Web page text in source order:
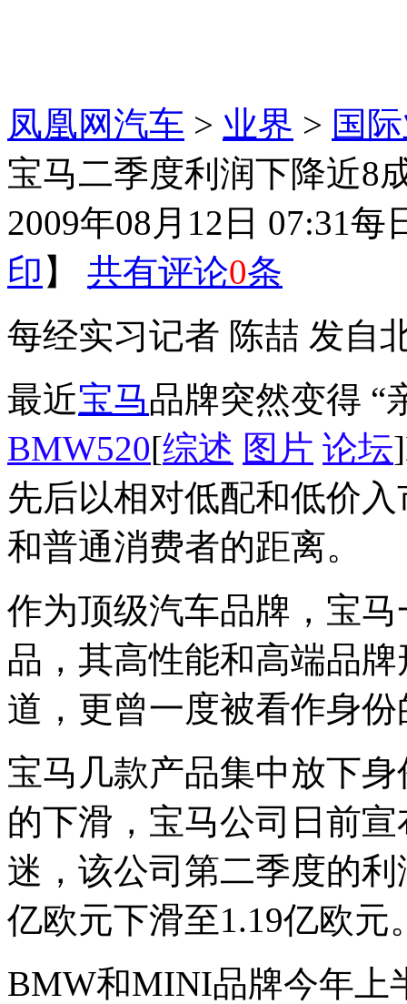
凤凰网汽车 > 业界 > 国
宝马二季度利润下降近8
2009年08月12日 07:31每
印 】 共有评论0条
每经实习记者 陈喆 发自
最近宝马品牌突然变得 “
BMW520[综述 图片 论坛
先后以相对低配和低价
和普通消费者的距离。
作为顶级汽车品牌，宝
品，其高性能和高端品
道，更曾一度被看作身
宝马几款产品集中放下
的下滑，宝马公司日前
迷，该公司第二季度的
亿欧元下滑至1.19亿欧元
BMW和MINI品牌今年上